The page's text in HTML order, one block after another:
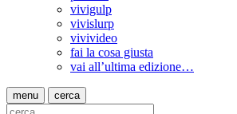
vivigulp
vivislurp
vivivideo
fai la cosa giusta
vai all’ultima edizione…
menu cerca